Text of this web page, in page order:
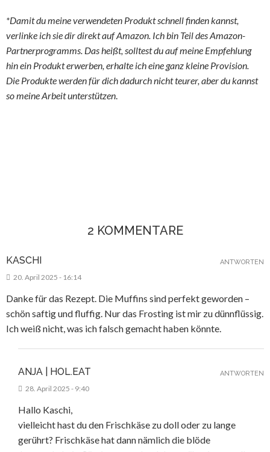
*Damit du meine verwendeten Produkt schnell finden kannst,
verlinke ich sie dir direkt auf Amazon. Ich bin Teil des Amazon-
Partnerprogramms. Das heißt, solltest du auf meine Empfehlung
hin ein Produkt erwerben, erhalte ich eine ganz kleine Provision.
Die Produkte werden für dich dadurch nicht teurer, aber du kannst
so meine Arbeit unterstützen.
2 KOMMENTARE
KASCHI
20. April 2025 - 16:14
Danke für das Rezept. Die Muffins sind perfekt geworden –
schön saftig und fluffig. Nur das Frosting ist mir zu dünnflüssig.
Ich weiß nicht, was ich falsch gemacht haben könnte.
ANTWORTEN
ANJA | HOL.EAT
28. April 2025 - 9:40
Hallo Kaschi,
vielleicht hast du den Frischkäse zu doll oder zu lange
gerührt? Frischkäse hat dann nämlich die blöde
ANTWORTEN